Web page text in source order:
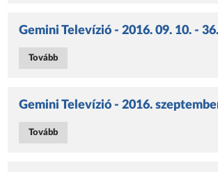
Gemini Televízió - 2016. 09. 10. -
Tovább
Gemini Televízió - 2016.
Tovább